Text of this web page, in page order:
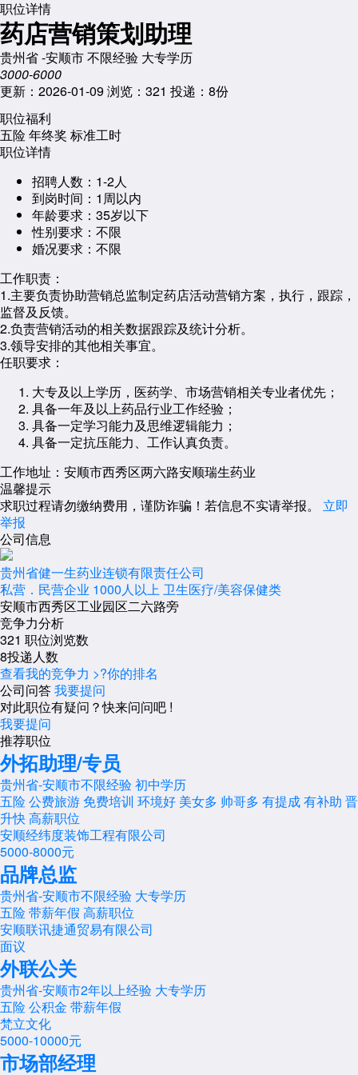
职位详情
药店营销策划助理
贵州省 -安顺市不限经验 大专学历
3000-6000
更新：2026-01-09浏览：321 投递：8份
职位福利
五险年终奖 标准工时
职位详情
招聘人数： 1-2人
到岗时间： 1周以内
年龄要求： 35岁以下
性别要求： 不限
婚况要求： 不限
工作职责：
1.主要负责协助营销总监制定药店活动营销方案，执行，跟踪，
监督及反馈。
2.负责营销活动的相关数据跟踪及统计分析。
3.领导安排的其他相关事宜。
任职要求：
大专及以上学历，医药学、市场营销相关专业者优先；
具备一年及以上药品行业工作经验；
具备一定学习能力及思维逻辑能力；
具备一定抗压能力、工作认真负责。
工作地址：安顺市西秀区两六路安顺瑞生药业
温馨提示
求职过程请勿缴纳费用，谨防诈骗！若信息不实请举报。 立即
举报
公司信息
贵州省健一生药业连锁有限责任公司
私营．民营企业 1000人以上卫生医疗/美容保健类
安顺市西秀区工业园区二六路旁
竞争力分析
321 职位浏览数
8投递人数
查看我的竞争力 >?你的排名
公司问答我要提问
对此职位有疑问？快来问问吧 !
我要提问
推荐职位
外拓助理/专员
贵州省-安顺市不限经验初中学历
五险公费旅游 免费培训 环境好 美女多 帅哥多 有提成有补助 晋
升快高薪职位
安顺经纬度装饰工程有限公司
5000-8000元
品牌总监
贵州省-安顺市不限经验 大专学历
五险带薪年假 高薪职位
安顺联讯捷通贸易有限公司
面议
外联公关
贵州省-安顺市2年以上经验 大专学历
五险公积金 带薪年假
梵立文化
5000-10000元
市场部经理